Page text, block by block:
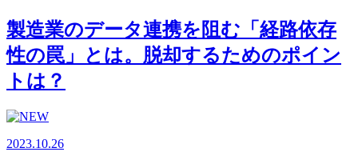
製造業のデータ連携を阻む「経路依存
性の罠」とは。脱却するためのポイン
トは？
2023.10.26